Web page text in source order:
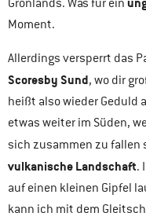
Moment.
Allerdings versperrt das
Scoresby Sund, wo dir
heißt also wieder Geduld
etwas weiter im Süden,
sich zusammen zu fallen
vulkanische Landschaft.
auf einen kleinen Gipfel
kann ich mit dem